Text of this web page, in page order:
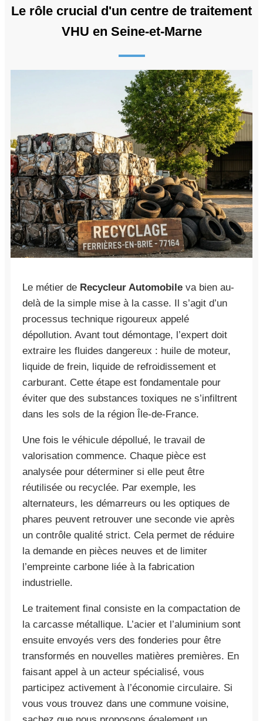
Le rôle crucial d'un centre de traitement
VHU en Seine-et-Marne
Le métier de Recycleur Automobile va bien au-
delà de la simple mise à la casse. Il s’agit d’un
processus technique rigoureux appelé
dépollution. Avant tout démontage, l’expert doit
extraire les fluides dangereux : huile de moteur,
liquide de frein, liquide de refroidissement et
carburant. Cette étape est fondamentale pour
éviter que des substances toxiques ne s’infiltrent
dans les sols de la région Île-de-France.
Une fois le véhicule dépollué, le travail de
valorisation commence. Chaque pièce est
analysée pour déterminer si elle peut être
réutilisée ou recyclée. Par exemple, les
alternateurs, les démarreurs ou les optiques de
phares peuvent retrouver une seconde vie après
un contrôle qualité strict. Cela permet de réduire
la demande en pièces neuves et de limiter
l’empreinte carbone liée à la fabrication
industrielle.
Le traitement final consiste en la compactation de
la carcasse métallique. L’acier et l’aluminium sont
ensuite envoyés vers des fonderies pour être
transformés en nouvelles matières premières. En
faisant appel à un acteur spécialisé, vous
participez activement à l’économie circulaire. Si
vous vous trouvez dans une commune voisine,